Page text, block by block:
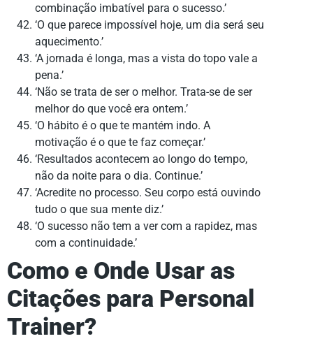
combinação imbatível para o sucesso.’
‘O que parece impossível hoje, um dia será seu
aquecimento.’
‘A jornada é longa, mas a vista do topo vale a
pena.’
‘Não se trata de ser o melhor. Trata-se de ser
melhor do que você era ontem.’
‘O hábito é o que te mantém indo. A
motivação é o que te faz começar.’
‘Resultados acontecem ao longo do tempo,
não da noite para o dia. Continue.’
‘Acredite no processo. Seu corpo está ouvindo
tudo o que sua mente diz.’
‘O sucesso não tem a ver com a rapidez, mas
com a continuidade.’
Como e Onde Usar as
Citações para Personal
Trainer?